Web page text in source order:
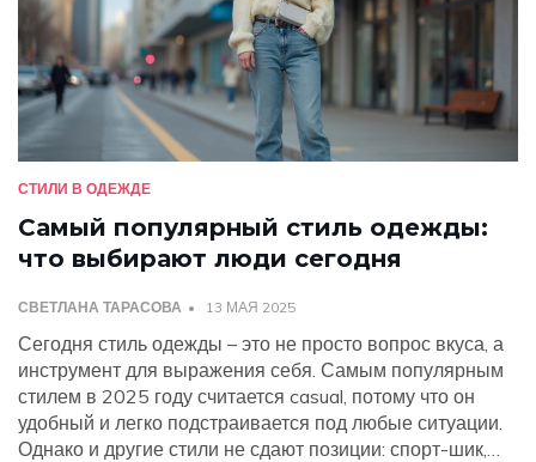
СТИЛИ В ОДЕЖДЕ
Самый популярный стиль одежды:
что выбирают люди сегодня
СВЕТЛАНА ТАРАСОВА 13 МАЯ 2025
Сегодня стиль одежды – это не просто вопрос вкуса, а
инструмент для выражения себя. Самым популярным
стилем в 2025 году считается casual, потому что он
удобный и легко подстраивается под любые ситуации.
Однако и другие стили не сдают позиции: спорт-шик,